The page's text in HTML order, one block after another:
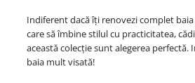
Indiferent dacă îți renovezi complet
care să îmbine stilul cu practicitatea,
această colecție sunt alegerea perfectă.
baia mult visată!